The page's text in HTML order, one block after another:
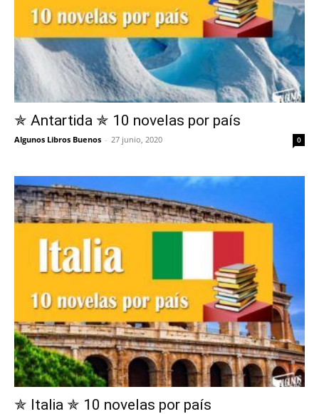
✯ Antartida ✯ 10 novelas por país
Algunos Libros Buenos - 27 junio, 2020 0
✯ Italia ✯ 10 novelas por país